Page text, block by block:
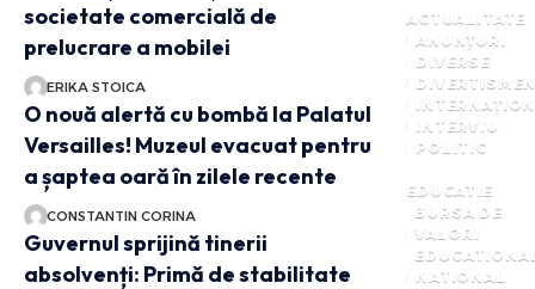
societate comercială de
prelucrare a mobilei
ERIKA STOICA
ACTUALITATE
ANUNȚURI
DIVERSE
INTERVIU
POLITIC
O nouă alertă cu bombă la Palatul
Versailles! Muzeul evacuat pentru
a șaptea oară în zilele recente
CONSTANTIN CORINA
EDUCATIE
BURSA DE
VALORI
NATIONAL
Guvernul sprijină tinerii
absolvenți: Primă de stabilitate